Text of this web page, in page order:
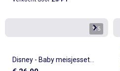
1/5
Disney - Baby meisjesset